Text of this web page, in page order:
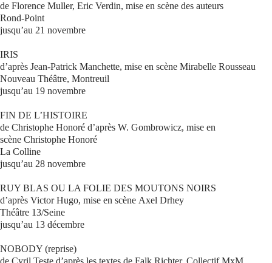
de Florence Muller, Eric Verdin, mise en scène des auteurs
Rond-Point
jusqu’au 21 novembre
IRIS
d’après Jean-Patrick Manchette, mise en scène Mirabelle Rousseau
Nouveau Théâtre, Montreuil
jusqu’au 19 novembre
FIN DE L’HISTOIRE
de Christophe Honoré d’après W. Gombrowicz, mise en
scène Christophe Honoré
La Colline
jusqu’au 28 novembre
RUY BLAS OU LA FOLIE DES MOUTONS NOIRS
d’après Victor Hugo, mise en scène Axel Drhey
Théâtre 13/Seine
jusqu’au 13 décembre
NOBODY (reprise)
de Cyril Teste d’après les textes de Falk Richter, Collectif MxM